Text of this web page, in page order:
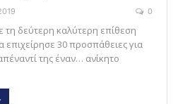
0
τη δεύτερη καλύτερη επίθεση
επιχείρησε 30 προσπάθειες για
της έναν… ανίκητο